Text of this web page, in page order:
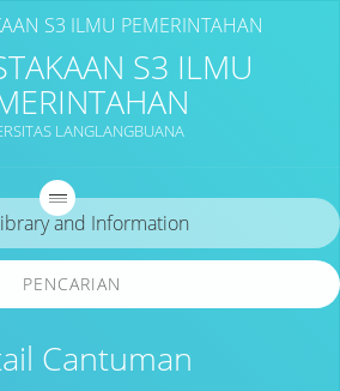
S3 ILMU
LANGLANGBUANA
Cantuman
PENCARIAN